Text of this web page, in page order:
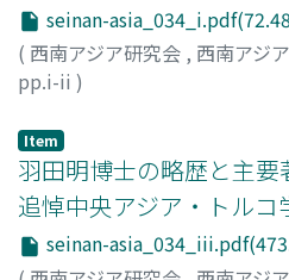
seinan-
( 西南アジア研究会 , 西南アジ
pp.i-ii )
Item
羽田明博士の略歴と主
追悼中央アジア・トルコ
seinan-